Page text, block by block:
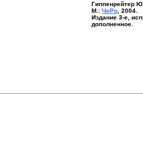
Гиппенрейтер
М.: ЧеРо , 2004.
Издание 3-е,
дополненное.